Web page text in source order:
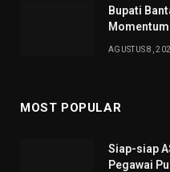
Bupati
AGUSTUS 8,
MOST POPULAR
Siap-siap
Pegawai